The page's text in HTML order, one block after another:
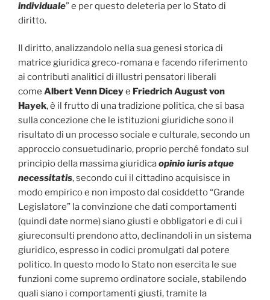
individuale” e per questo deleteria per lo Stato di
diritto.
Il diritto, analizzandolo nella sua genesi storica di
matrice giuridica greco-romana e facendo riferimento
ai contributi analitici di illustri pensatori liberali
come Albert Venn Diceye Friedrich August von
Hayek, è il frutto di una tradizione politica, che si basa
sulla concezione che le istituzioni giuridiche sono il
risultato di un processo sociale e culturale, secondo un
approccio consuetudinario, proprio perché fondato sul
principio della massima giuridicaopinio iuris atque
necessitatis, secondo cui il cittadino acquisisce in
modo empirico e non imposto dal cosiddetto “Grande
Legislatore” la convinzione che dati comportamenti
(quindi date norme) siano giusti e obbligatori e di cui i
giureconsulti prendono atto, declinandoli in un sistema
giuridico, espresso in codici promulgati dal potere
politico. In questo modo lo Stato non esercita le sue
funzioni come supremo ordinatore sociale, stabilendo
quali siano i comportamenti giusti, tramite la